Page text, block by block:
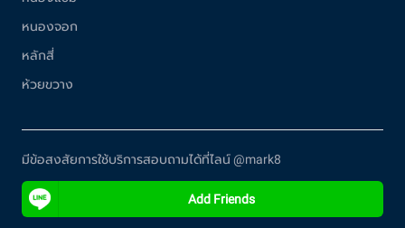
หนองจอก
หลักสี่
ห้วยขวาง
มีข้อสงสัยการใช้บริการสอบถามได้ที่ไลน์ @mark8
Add Friends